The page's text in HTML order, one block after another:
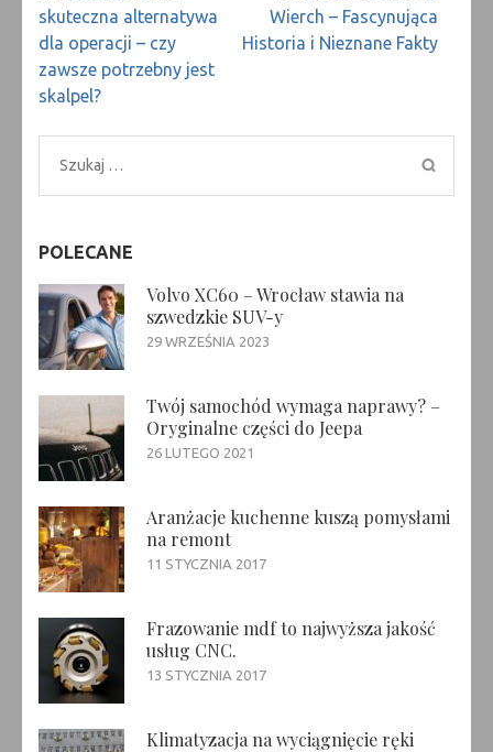
wpisu
skuteczna alternatywa
dla operacji – czy
zawsze potrzebny jest
skalpel?
Wierch – Fascynująca
Historia i Nieznane Fakty
Szukaj:
POLECANE
Volvo XC60 – Wrocław stawia na
szwedzkie SUV-y
29 WRZEŚNIA 2023
Twój samochód wymaga naprawy? –
Oryginalne części do Jeepa
26 LUTEGO 2021
Aranżacje kuchenne kuszą pomysłami
na remont
11 STYCZNIA 2017
Frazowanie mdf to najwyższa jakość
usług CNC.
13 STYCZNIA 2017
Klimatyzacja na wyciągnięcie ręki